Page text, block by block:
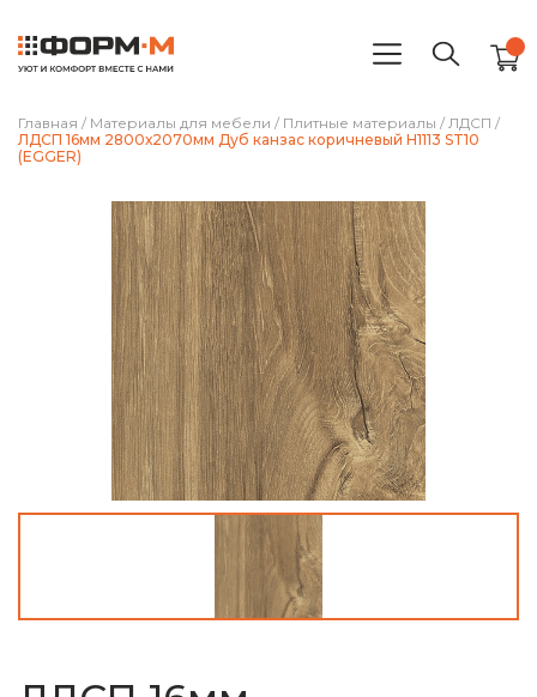
Главная / Материалы для мебели / Плитные материалы / ЛДСП /
ЛДСП 16мм 2800х2070мм Дуб канзас коричневый H1113 ST10
(EGGER)